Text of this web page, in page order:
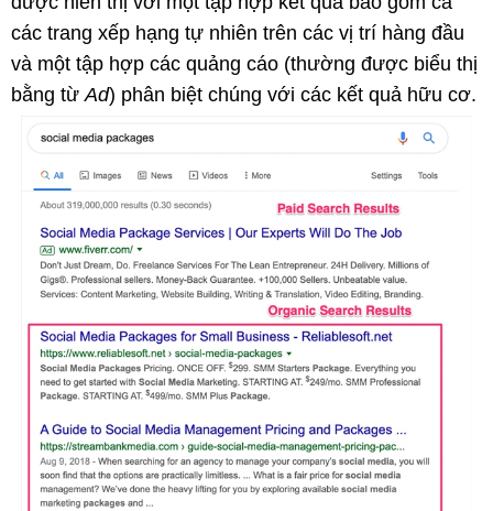
các trang xếp hạng tự nhiên trên các vị trí hàng đầu
và một tập hợp các quảng cáo (thường được biểu thị
bằng từ Ad) phân biệt chúng với các kết quả hữu cơ.